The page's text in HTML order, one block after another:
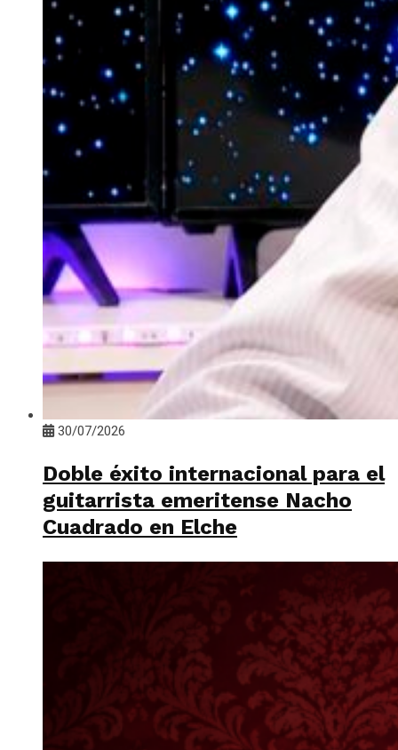
30/07/2026
Doble éxito internacional para el
guitarrista emeritense Nacho
Cuadrado en Elche